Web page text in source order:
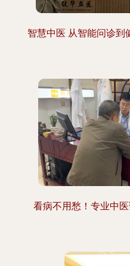
智慧中医 从智能问诊到
看病不用愁！专业中